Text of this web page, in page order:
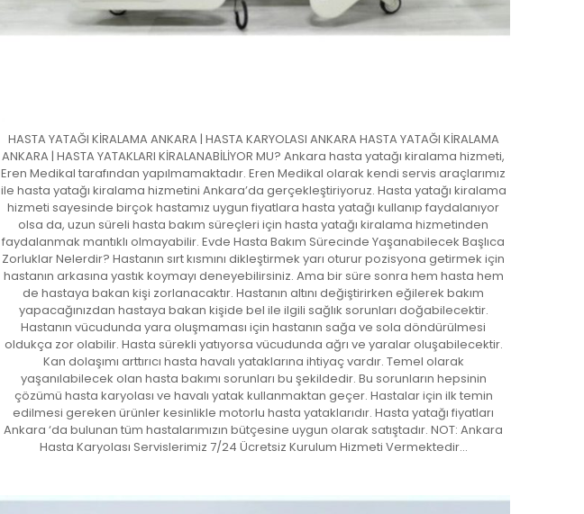
HASTA YATAĞI KİRALAMA ANKARA | HASTA KARYOLASI ANKARA HASTA YATAĞI KİRALAMA
ANKARA | HASTA YATAKLARI KİRALANABİLİYOR MU? Ankara hasta yatağı kiralama hizmeti,
Eren Medikal tarafından yapılmamaktadır. Eren Medikal olarak kendi servis araçlarımız
ile hasta yatağı kiralama hizmetini Ankara’da gerçekleştiriyoruz. Hasta yatağı kiralama
hizmeti sayesinde birçok hastamız uygun fiyatlara hasta yatağı kullanıp faydalanıyor
olsa da, uzun süreli hasta bakım süreçleri için hasta yatağı kiralama hizmetinden
faydalanmak mantıklı olmayabilir. Evde Hasta Bakım Sürecinde Yaşanabilecek Başlıca
Zorluklar Nelerdir? Hastanın sırt kısmını dikleştirmek yarı oturur pozisyona getirmek için
hastanın arkasına yastık koymayı deneyebilirsiniz. Ama bir süre sonra hem hasta hem
de hastaya bakan kişi zorlanacaktır. Hastanın altını değiştirirken eğilerek bakım
yapacağınızdan hastaya bakan kişide bel ile ilgili sağlık sorunları doğabilecektir.
Hastanın vücudunda yara oluşmaması için hastanın sağa ve sola döndürülmesi
oldukça zor olabilir. Hasta sürekli yatıyorsa vücudunda ağrı ve yaralar oluşabilecektir.
Kan dolaşımı arttırıcı hasta havalı yataklarına ihtiyaç vardır. Temel olarak
yaşanılabilecek olan hasta bakımı sorunları bu şekildedir. Bu sorunların hepsinin
çözümü hasta karyolası ve havalı yatak kullanmaktan geçer. Hastalar için ilk temin
edilmesi gereken ürünler kesinlikle motorlu hasta yataklarıdır. Hasta yatağı fiyatları
Ankara ‘da bulunan tüm hastalarımızın bütçesine uygun olarak satıştadır. NOT: Ankara
Hasta Karyolası Servislerimiz 7/24 Ücretsiz Kurulum Hizmeti Vermektedir…